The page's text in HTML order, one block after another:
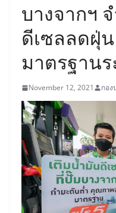
บางจากฯ
ดีเซลลดฝุ่น
มาตรฐาน
November 12, 2021 กอง